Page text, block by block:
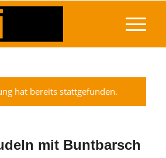
hat bereits stattgefunden.
mit Buntbarsch